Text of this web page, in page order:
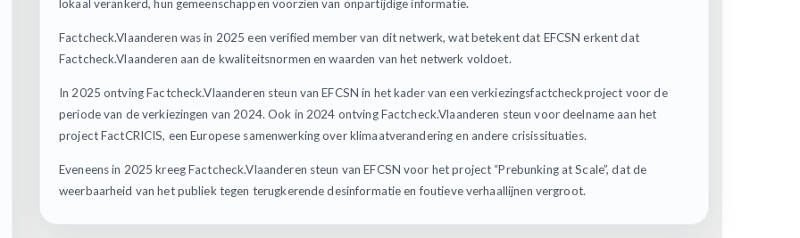
lokaal verankerd, hun gemeenschappen voorzien van onpartijdige informatie.
Factcheck.Vlaanderen was in 2025 een verified member van dit netwerk, wat betekent dat EFCSN erkent dat
Factcheck.Vlaanderen aan de kwaliteitsnormen en waarden van het netwerk voldoet.
In 2025 ontving Factcheck.Vlaanderen steun van EFCSN in het kader van een verkiezingsfactcheckproject voor de
periode van de verkiezingen van 2024. Ook in 2024 ontving Factcheck.Vlaanderen steun voor deelname aan het
project FactCRICIS, een Europese samenwerking over klimaatverandering en andere crisissituaties.
Eveneens in 2025 kreeg Factcheck.Vlaanderen steun van EFCSN voor het project “Prebunking at Scale”, dat de
weerbaarheid van het publiek tegen terugkerende desinformatie en foutieve verhaallijnen vergroot.